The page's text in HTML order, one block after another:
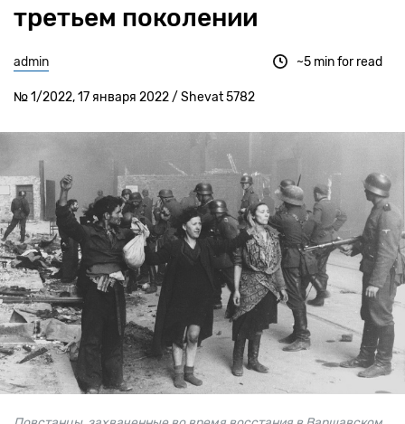
третьем поколении
admin
№ 1/2022, 17 января 2022 / Shevat 5782
~5 min for read